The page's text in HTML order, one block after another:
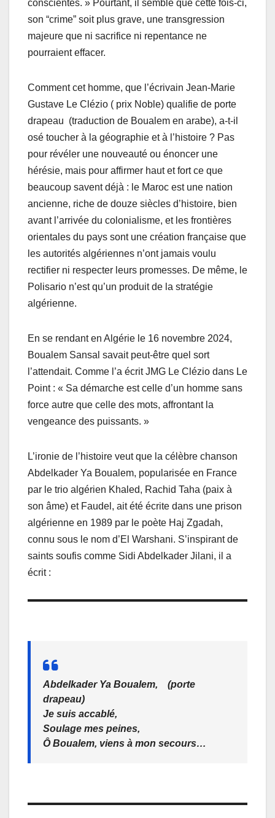
conscientes. » Pourtant, il semble que cette fois-ci,
son “crime” soit plus grave, une transgression
majeure que ni sacrifice ni repentance ne
pourraient effacer.
Comment cet homme, que l’écrivain Jean-Marie
Gustave Le Clézio ( prix Noble) qualifie de porte
drapeau (traduction de Boualem en arabe), a-t-il
osé toucher à la géographie et à l’histoire ? Pas
pour révéler une nouveauté ou énoncer une
hérésie, mais pour affirmer haut et fort ce que
beaucoup savent déjà : le Maroc est une nation
ancienne, riche de douze siècles d’histoire, bien
avant l’arrivée du colonialisme, et les frontières
orientales du pays sont une création française que
les autorités algériennes n’ont jamais voulu
rectifier ni respecter leurs promesses. De même, le
Polisario n’est qu’un produit de la stratégie
algérienne.
En se rendant en Algérie le 16 novembre 2024,
Boualem Sansal savait peut-être quel sort
l’attendait. Comme l’a écrit JMG Le Clézio dans Le
Point : « Sa démarche est celle d’un homme sans
force autre que celle des mots, affrontant la
vengeance des puissants. »
L’ironie de l’histoire veut que la célèbre chanson
Abdelkader Ya Boualem, popularisée en France
par le trio algérien Khaled, Rachid Taha (paix à
son âme) et Faudel, ait été écrite dans une prison
algérienne en 1989 par le poète Haj Zgadah,
connu sous le nom d’El Warshani. S’inspirant de
saints soufis comme Sidi Abdelkader Jilani, il a
écrit :
Abdelkader Ya Boualem, (porte
drapeau)
Je suis accablé,
Soulage mes peines,
Ô Boualem, viens à mon secours…